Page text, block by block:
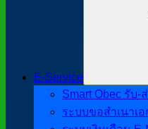
E-Service
Smart Obec รับ
ระบบขอสำเนาเ